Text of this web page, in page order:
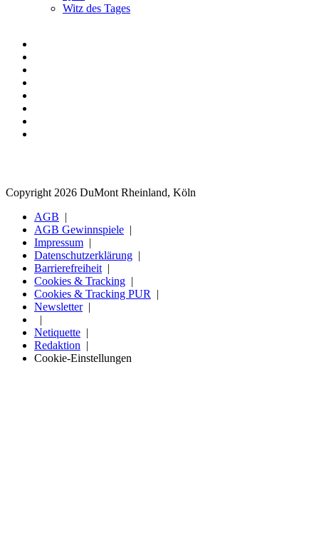
Witz des Tages
Copyright 2026 DuMont Rheinland, Köln
AGB
AGB Gewinnspiele
Impressum
Datenschutzerklärung
Barrierefreiheit
Cookies & Tracking
Cookies & Tracking PUR
Newsletter
Netiquette
Redaktion
Cookie-Einstellungen